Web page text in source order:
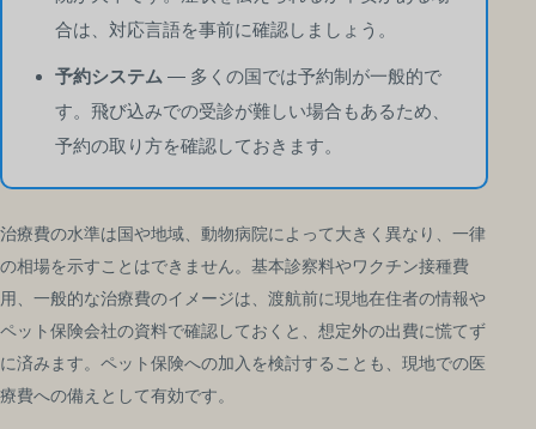
合は、対応言語を事前に確認しましょう。
予約システム — 多くの国では予約制が一般的で
す。飛び込みでの受診が難しい場合もあるため、
予約の取り方を確認しておきます。
治療費の水準は国や地域、動物病院によって大きく異なり、一律
の相場を示すことはできません。基本診察料やワクチン接種費
用、一般的な治療費のイメージは、渡航前に現地在住者の情報や
ペット保険会社の資料で確認しておくと、想定外の出費に慌てず
に済みます。ペット保険への加入を検討することも、現地での医
療費への備えとして有効です。